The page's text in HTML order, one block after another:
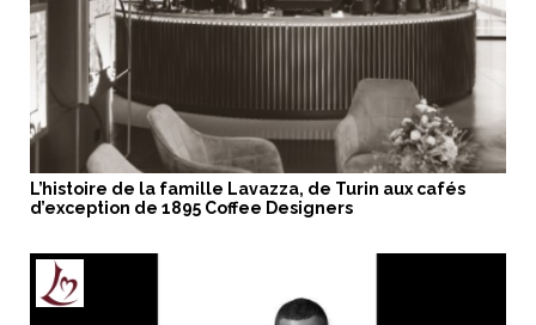
L’histoire de la famille Lavazza, de Turin aux cafés
d’exception de 1895 Coffee Designers